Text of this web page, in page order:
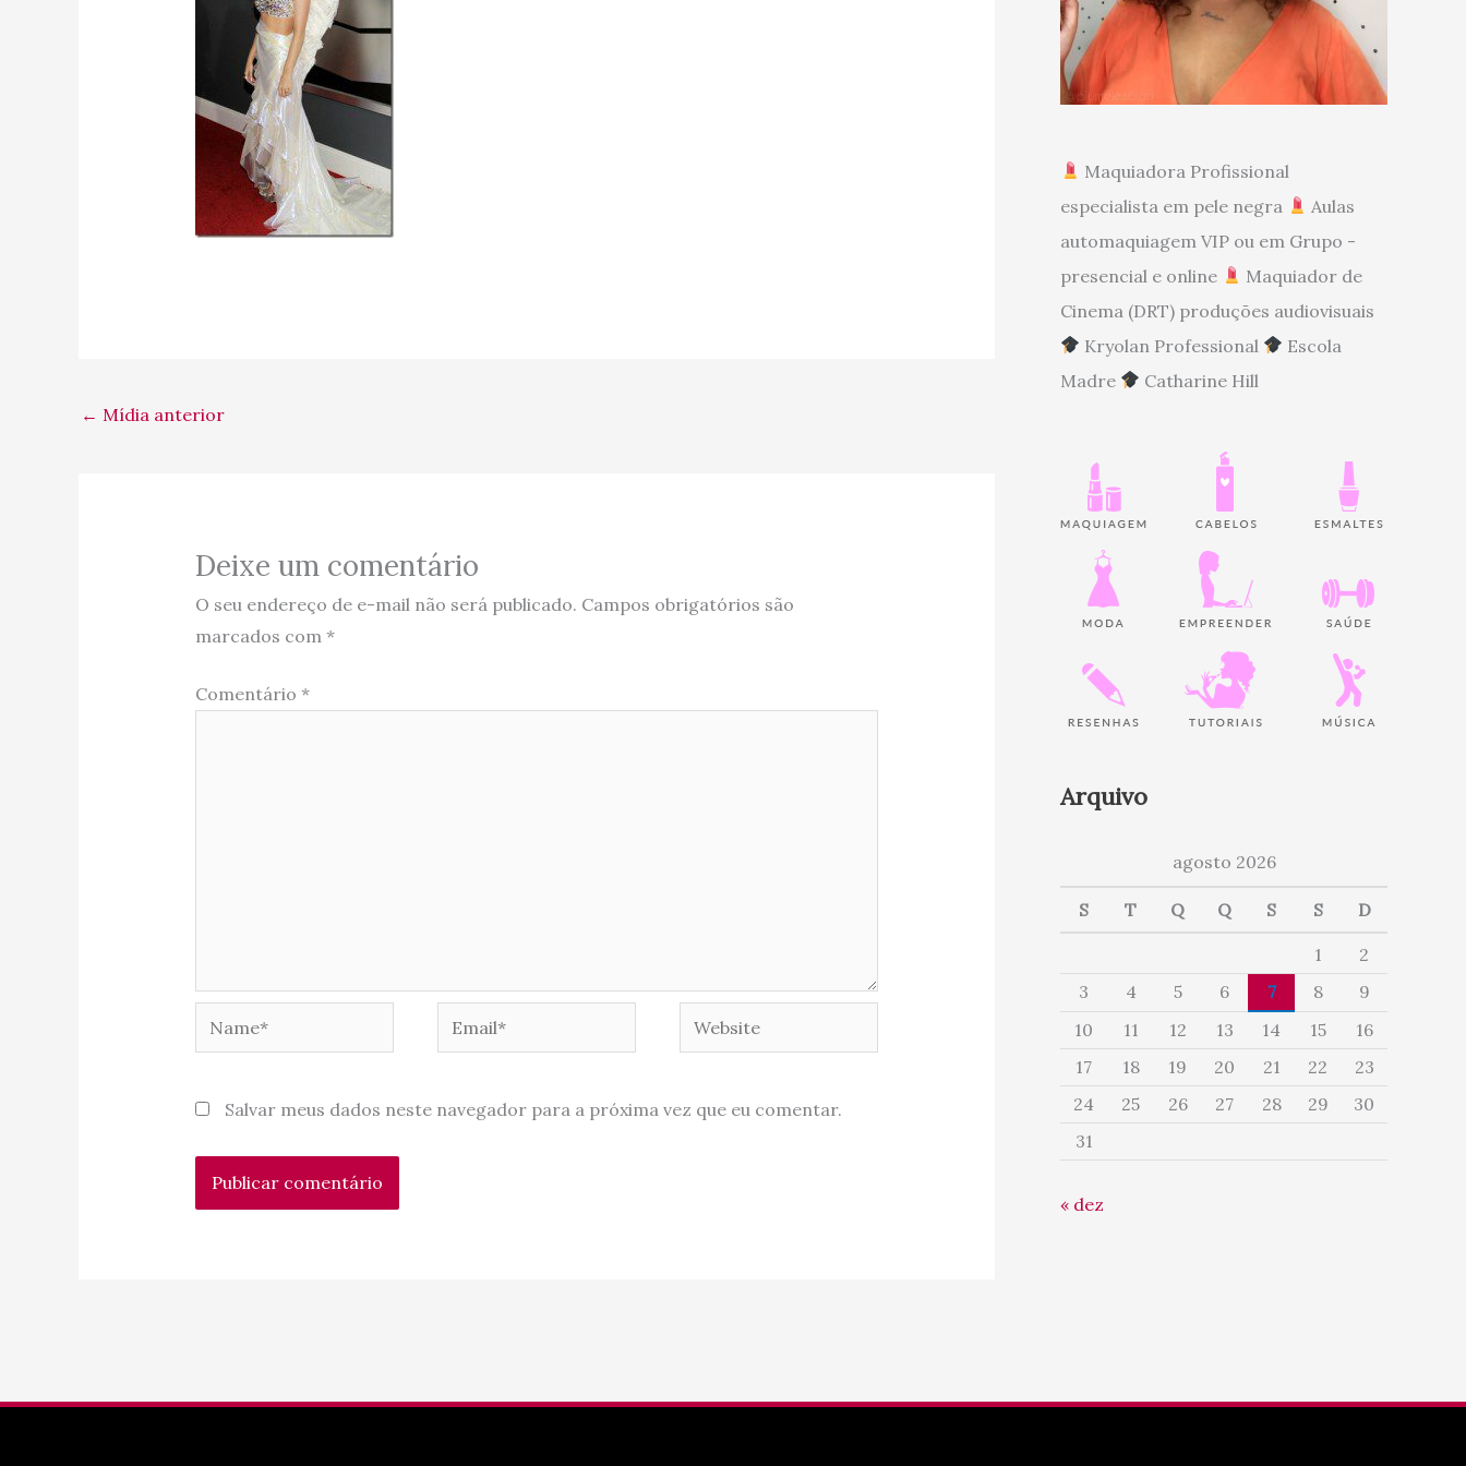
← Mídia anterior
Deixe um comentário
O seu endereço de e-mail não será publicado. Campos obrigatórios são
marcados com *
Comentário *
Website
Salvar meus dados neste navegador para a próxima vez que eu comentar.
Maquiadora Profissional
especialista em pele negra
Aulas
automaquiagem VIP ou em Grupo -
presencial e online
Maquiador de
Cinema (DRT) produções audiovisuais
Kryolan Professional
Escola
Madre
Catharine Hill
Arquivo
agosto 2026
S T Q Q S S D
1
2
3
4 5 6 7 8
9
10
11 12 13 14 15
16
17
18 19 20 21 22
23
24
25 26 27 28 29
30
31
« dez